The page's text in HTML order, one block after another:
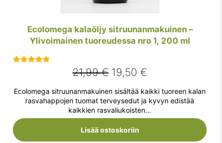
Ecolomega kalaöljy sitruunanmakuinen –
Ylivoimainen tuoreudessa nro 1, 200 ml
5.00/ 5
21,99€ Alkuperäinen
hinta
oli:
21,99 €.
19,50€
hinta
on:
19,50 €.
Ecolomega sitruunanmakuinen sisältää kaikki tuoreen kalan
rasvahappojen tuomat terveysedut ja kyvyn edistää
kaikkien rasvaliukoisten...
Lisää ostoskoriin